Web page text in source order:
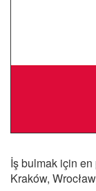
İş bulmak için
Kraków,